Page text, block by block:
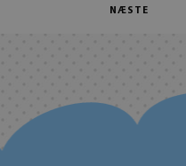
NÆSTE